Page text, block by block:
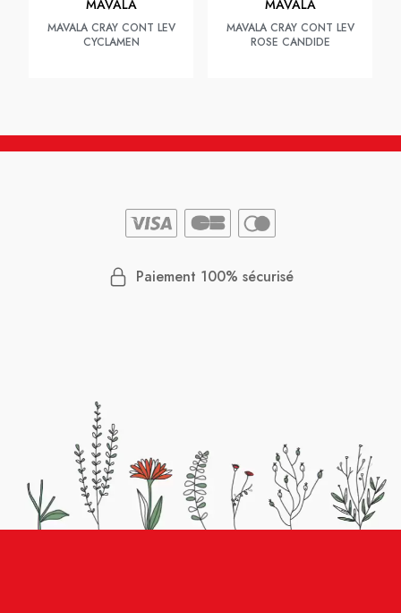
MAVALA
MAVALA CRAY CONT LEV
CYCLAMEN
MAVALA
MAVALA CRAY CONT LEV
ROSE CANDIDE
Paiement 100% sécurisé